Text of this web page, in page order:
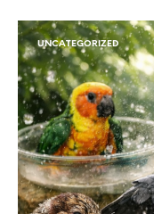
UNCATEGORIZED